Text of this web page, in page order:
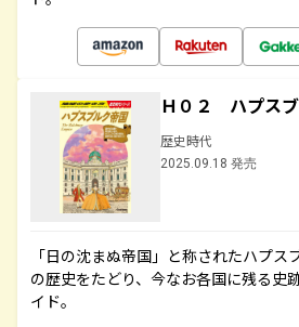
Ｈ０２ ハプス
歴史時代
2025.09.18 発売
「日の沈まぬ帝国」と称されたハプ
の歴史をたどり、今なお各国に残る史
イド。